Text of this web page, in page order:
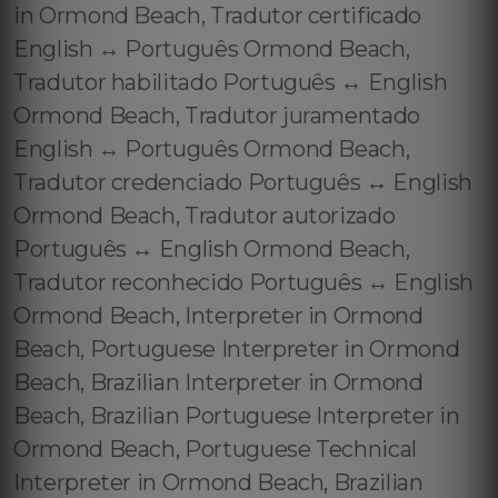
in Ormond Beach, Tradutor certificado
English ↔️ Português Ormond Beach,
Tradutor habilitado Português ↔️ English
Ormond Beach, Tradutor juramentado
English ↔️ Português Ormond Beach,
Tradutor credenciado Português ↔️ English
Ormond Beach, Tradutor autorizado
Português ↔️ English Ormond Beach,
Tradutor reconhecido Português ↔️ English
Ormond Beach, Interpreter in Ormond
Beach, Portuguese Interpreter in Ormond
Beach, Brazilian Interpreter in Ormond
Beach, Brazilian Portuguese Interpreter in
Ormond Beach, Portuguese Technical
Interpreter in Ormond Beach, Brazilian